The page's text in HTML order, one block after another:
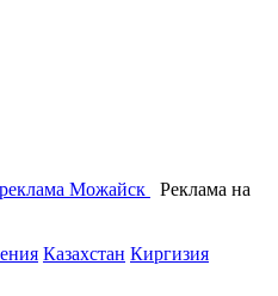
Можайск
Реклама на
Казахстан Киргизия